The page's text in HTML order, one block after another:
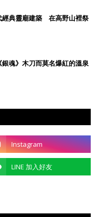
經典靈廟建築 在高野山裡祭
銀魂》木刀而莫名爆紅的溫泉